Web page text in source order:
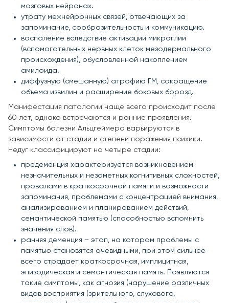
мозговых нейронах.
утрату межнейронных связей, отвечающих за
запоминание, сообразительность и коммуникацию.
воспаление вследствие активации микроглии
(вспомогательных нервных клеток мезодермального
происхождения), обусловленной накоплением
амилоида.
диффузную (смешанную) атрофию ГМ, сокращение
объема извилин и расширение боковых борозд.
Манифестация патологии чаще всего происходит после
60 лет, однако встречаются и ранние проявления.
Симптомы болезни Альцгеймера варьируются в
зависимости от стадии и степени поражения психики.
Недуг классифицируют на четыре стадии:
предеменция характеризуется возникновением
незначительных и незаметных когнитивных сложностей,
провалами в краткосрочной памяти и возможности
запоминания, проблемами с концентрацией внимания,
анализированием и планированием действий,
семантической памятью (способностью вспомнить
значения слов).
ранняя деменция – этап, на котором проблемы с
памятью становятся очевидными, при этом сильнее
всего страдает краткосрочная, имплицитная,
эпизодическая и семантическая память. Появляются
такие симптомы, как агнозия (нарушение различных
видов восприятия (зрительного, слухового,